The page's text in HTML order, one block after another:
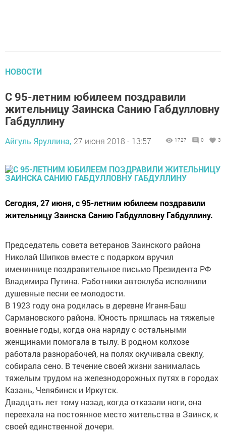
НОВОСТИ
С 95-летним юбилеем поздравили
жительницу Заинска Санию Габдулловну
Габдуллину
Айгуль Яруллина, 27 июня 2018 - 13:57 1727 0 3
Сегодня, 27 июня, с 95-летним юбилеем поздравили
жительницу Заинска Санию Габдулловну Габдуллину.
Председатель совета ветеранов Заинского района
Николай Шипков вместе с подарком вручил
имениннице поздравительное письмо Президента РФ
Владимира Путина. Работники автоклуба исполнили
душевные песни ее молодости.
В 1923 году она родилась в деревне Иганя-Баш
Сармановского района. Юность пришлась на тяжелые
военные годы, когда она наряду с остальными
женщинами помогала в тылу. В родном колхозе
работала разнорабочей, на полях окучивала свеклу,
собирала сено. В течение своей жизни занималась
тяжелым трудом на железнодорожных путях в городах
Казань, Челябинск и Иркутск.
Двадцать лет тому назад, когда отказали ноги, она
переехала на постоянное место жительства в Заинск, к
своей единственной дочери.